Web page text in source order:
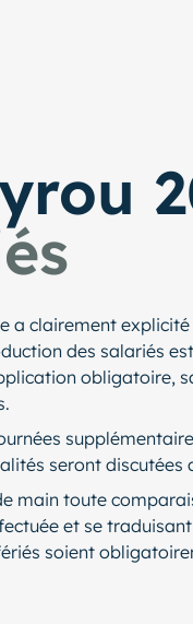
a clairement
des salariés
obligatoire,
seront discutées
main toute
et se
soient